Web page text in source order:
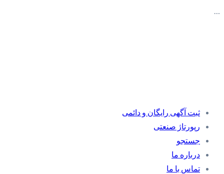
…
ثبت آگهی رایگان و دائمی
رپورتاژ صنعتی
جستجو
درباره ما
تماس با ما